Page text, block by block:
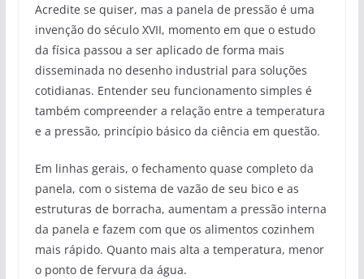
Acredite se quiser, mas a panela de pressão é uma
invenção do século XVII, momento em que o estudo
da física passou a ser aplicado de forma mais
disseminada no desenho industrial para soluções
cotidianas. Entender seu funcionamento simples é
também compreender a relação entre a temperatura
e a pressão, princípio básico da ciência em questão.
Em linhas gerais, o fechamento quase completo da
panela, com o sistema de vazão de seu bico e as
estruturas de borracha, aumentam a pressão interna
da panela e fazem com que os alimentos cozinhem
mais rápido. Quanto mais alta a temperatura, menor
o ponto de fervura da água.